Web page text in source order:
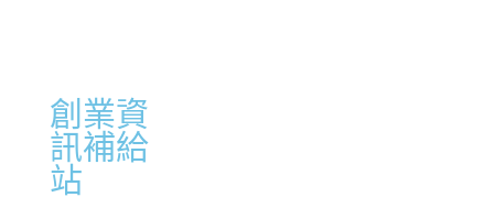
創業資
訊補給
站